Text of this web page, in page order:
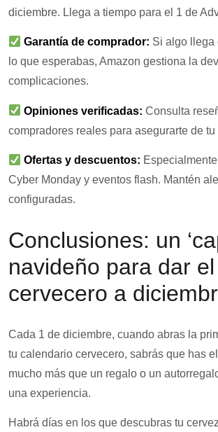
diciembre. Llega a tiempo para el 1 de
Garantía de comprador: Si algo llega
lo que esperabas, Amazon gestiona la
complicaciones.
Opiniones verificadas: Consulta
compradores reales para asegurarte de
Ofertas y descuentos:
Cyber Monday y eventos flash. Mantén
configuradas.
Conclusiones: un
navideño para dar
cervecero a
Cada 1 de diciembre, cuando abras la
tu calendario cervecero, sabrás que has
mucho más que un regalo o un
una experiencia.
Habrá días en los que descubras tu